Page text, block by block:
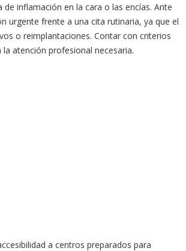
inflamación en la cara o las encías. Ante
urgente frente a una cita rutinaria, ya que el
o reimplantaciones. Contar con criterios
atención profesional necesaria.
a centros preparados para